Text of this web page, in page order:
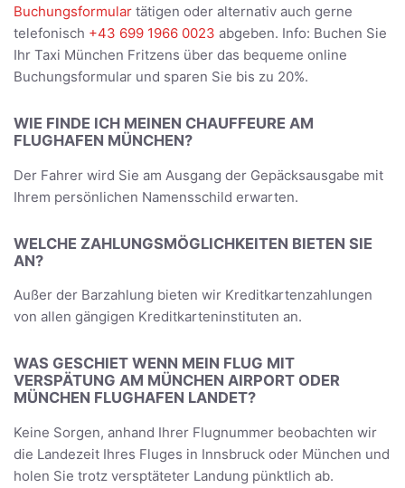
Buchungsformular tätigen oder alternativ auch gerne
telefonisch +43 699 1966 0023 abgeben. Info: Buchen Sie
Ihr Taxi München Fritzens über das bequeme online
Buchungsformular und sparen Sie bis zu 20%.
WIE FINDE ICH MEINEN CHAUFFEURE AM
FLUGHAFEN MÜNCHEN?
Der Fahrer wird Sie am Ausgang der Gepäcksausgabe mit
Ihrem persönlichen Namensschild erwarten.
WELCHE ZAHLUNGSMÖGLICHKEITEN BIETEN SIE
AN?
Außer der Barzahlung bieten wir Kreditkartenzahlungen
von allen gängigen Kreditkarteninstituten an.
WAS GESCHIET WENN MEIN FLUG MIT
VERSPÄTUNG AM MÜNCHEN AIRPORT ODER
MÜNCHEN FLUGHAFEN LANDET?
Keine Sorgen, anhand Ihrer Flugnummer beobachten wir
die Landezeit Ihres Fluges in Innsbruck oder München und
holen Sie trotz versptäteter Landung pünktlich ab.